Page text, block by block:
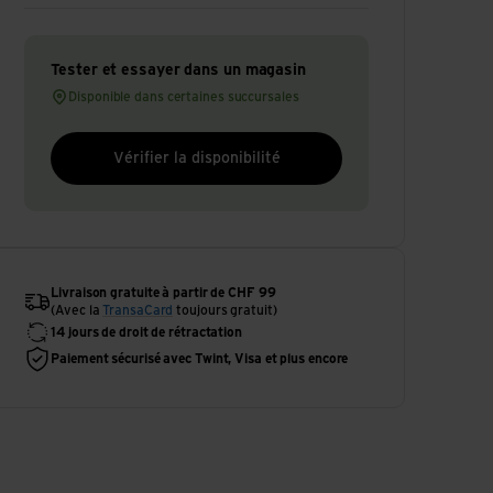
Tester et essayer dans un magasin
Disponible dans certaines succursales
Vérifier la disponibilité
Livraison gratuite à partir de CHF 99
(Avec laTransaCard toujours gratuit)
14 jours de droit de rétractation
Paiement sécurisé avec Twint, Visa et plus encore